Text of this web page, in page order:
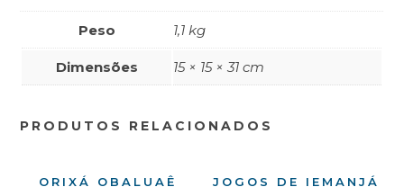
Peso 1,1 kg
Dimensões 15 × 15 × 31 cm
PRODUTOS RELACIONADOS
ORIXÁ OBALUAÊ
JOGOS DE IEMANJÁ